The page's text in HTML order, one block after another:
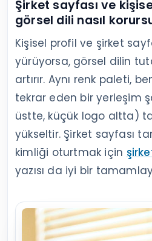
Şirket sayfası ve
görsel dili nasıl
Kişisel profil ve şirket
yürüyorsa, görsel dilin
artırır. Aynı renk paleti,
tekrar eden bir yerleşim
üstte, küçük logo altta)
yükseltir. Şirket sayfası
kimliği oturtmak için
yazısı da iyi bir